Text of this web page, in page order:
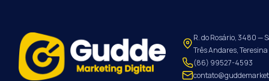
R. do Rosário, 3480 —
Três Andares,
(86) 99527-4593